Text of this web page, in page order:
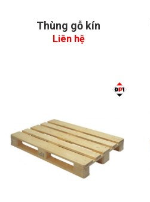
Thùng gỗ kín
Liên hệ